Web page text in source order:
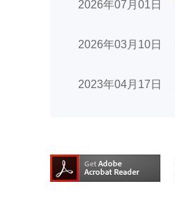
2026年07月01日
2026年03月10日
2023年04月17日